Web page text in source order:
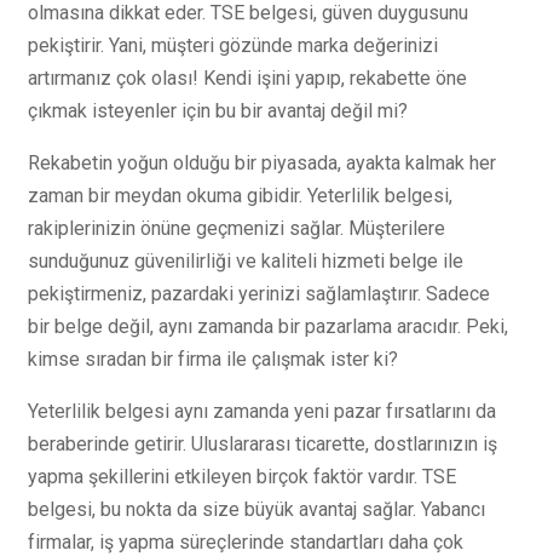
olmasına dikkat eder. TSE belgesi, güven duygusunu
pekiştirir. Yani, müşteri gözünde marka değerinizi
artırmanız çok olası! Kendi işini yapıp, rekabette öne
çıkmak isteyenler için bu bir avantaj değil mi?
Rekabetin yoğun olduğu bir piyasada, ayakta kalmak her
zaman bir meydan okuma gibidir. Yeterlilik belgesi,
rakiplerinizin önüne geçmenizi sağlar. Müşterilere
sunduğunuz güvenilirliği ve kaliteli hizmeti belge ile
pekiştirmeniz, pazardaki yerinizi sağlamlaştırır. Sadece
bir belge değil, aynı zamanda bir pazarlama aracıdır. Peki,
kimse sıradan bir firma ile çalışmak ister ki?
Yeterlilik belgesi aynı zamanda yeni pazar fırsatlarını da
beraberinde getirir. Uluslararası ticarette, dostlarınızın iş
yapma şekillerini etkileyen birçok faktör vardır. TSE
belgesi, bu nokta da size büyük avantaj sağlar. Yabancı
firmalar, iş yapma süreçlerinde standartları daha çok